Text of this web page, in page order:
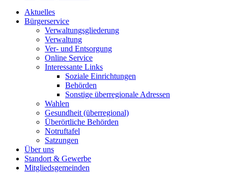
Aktuelles
Bürgerservice
Verwaltungsgliederung
Verwaltung
Ver- und Entsorgung
Online Service
Interessante Links
Soziale Einrichtungen
Behörden
Sonstige überregionale Adressen
Wahlen
Gesundheit (überregional)
Überörtliche Behörden
Notruftafel
Satzungen
Über uns
Standort & Gewerbe
Mitgliedsgemeinden